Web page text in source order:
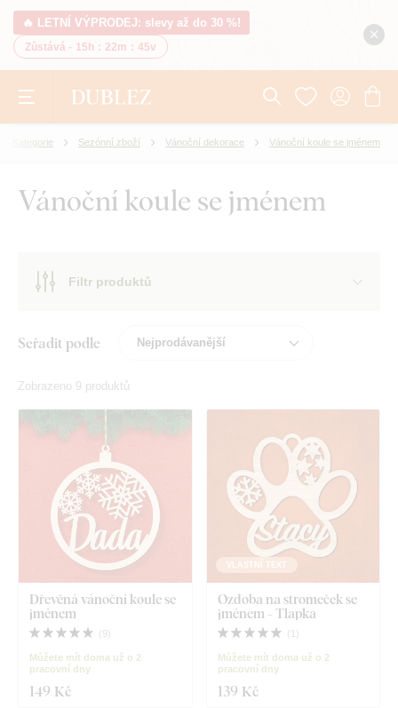
🔥 LETNÍ VÝPRODEJ: slevy až do 30 %!
Zůstává - 15h : 22m : 45v
Kategorie Sezónní zboží Vánoční dekorace Vánoční koule se jménem
Vánoční koule se jménem
Filtr produktů
Seřadit podle
Zobrazeno 9 produktů
Dřevěná vánoční koule se
jménem
( 9)
Můžete mít doma už o 2
pracovní dny
149 Kč
VLASTNÍ TEXT
Ozdoba na stromeček se
jménem - Tlapka
( 1 )
Můžete mít doma už o 2
pracovní dny
139 Kč